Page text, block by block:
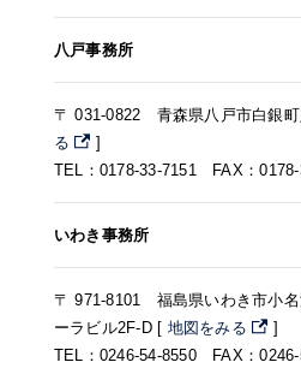
八戸事務所
〒 031-0822 青森県八戸市白銀
る
]
TEL：0178-33-7151 FAX：0178-
いわき事務所
〒 971-8101 福島県いわき市小
ーラビル2F-D [ 地図をみる
]
TEL：0246-54-8550 FAX：0246-